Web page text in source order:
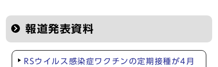
報道発表資料
RSウイルス感染症ワクチンの定期接種が4月